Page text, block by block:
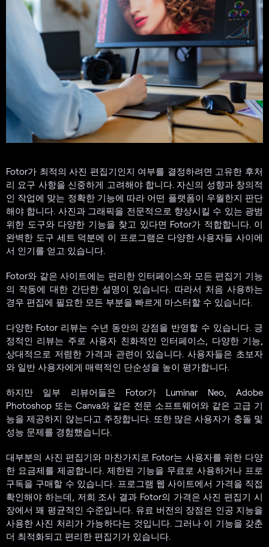
Fotor가 최적의 사진 편집기인지 여부를 결정하려면 고유한 후처
리 요구 사항을 신중하게 고려해야 합니다. 자신의 성향과 창의적
인 작업에 맞는 정확한 기능에 따라 어떤 플랫폼이 우월한지 판단
해야 합니다. 사진과 그래픽을 전문적으로 향상시킬 수 있는 광범
위한 도구와 다양한 기능을 찾고 있다면 Fotor가 적합합니다. 이
완벽한 도구 세트 덕분에 이 프로그램은 다양한 사용자들 사이에
서 인기를 얻고 있습니다.
Fotor와 같은 사이트에는 편리한 인터페이스와 모든 편집기 기능
의 작동에 대한 간단한 설명이 있습니다. 따라서 처음 사용하는
경우 편집에 필요한 모든 부분을 빠르게 마스터할 수 있습니다.
다양한 Fotor 리뷰는 수년 동안의 강점을 반영할 수 있습니다. 긍
정적인 리뷰는 주로 사용자 친화적인 인터페이스, 다양한 기능,
상대적으로 저렴한 가격과 관련이 있습니다. 사용자들은 초보자
와 일반 사용자에게 매력적인 단순성을 높이 평가합니다.
하지만 일부 리뷰어들은 Fotor가 Luminar Neo, Adobe
Photoshop 또는 Canva와 같은 전문 소프트웨어와 같은 고급 기
능을 제공하지 않는다고 주장합니다. 또한 많은 사용자가 충돌 및
성능 문제를 경험했습니다.
대부분의 사진 편집기와 마찬가지로 Fotor는 사용자를 위한 다양
한 요금제를 제공합니다. 제한된 기능을 무료로 사용하거나 프로
구독을 구매할 수 있습니다. 프로그램 웹 사이트에서 가격을 직접
확인해야 하는데, 저희 조사 결과 Fotor의 가격은 사진 편집기 시
장에서 꽤 평균적인 수준입니다. 유료 버전의 장점은 인공 지능을
사용한 사진 처리가 가능하다는 것입니다. 그러나 이 기능을 갖춘
더 최적화되고 편리한 편집기가 있습니다.